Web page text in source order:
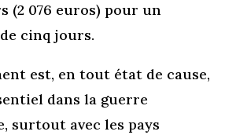
(2 076 euros) pour un
cinq jours.
est, en tout état de cause,
dans la guerre
surtout avec les pays